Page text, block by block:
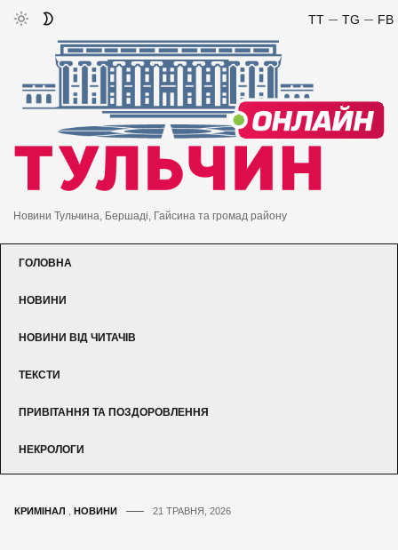
FB
TG
TT
Новини Тульчина, Бершаді, Гайсина та громад району
ГОЛОВНА
НОВИНИ
НОВИНИ ВІД ЧИТАЧІВ
ТЕКСТИ
ПРИВІТАННЯ ТА ПОЗДОРОВЛЕННЯ
НЕКРОЛОГИ
КРИМІНАЛ НОВИНИ 21 ТРАВНЯ, 2026